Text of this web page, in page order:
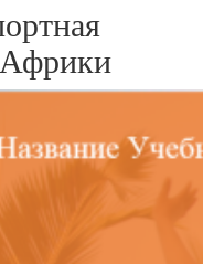
Африки